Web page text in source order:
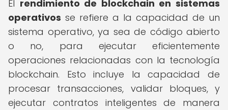
El rendimiento de blockchain en sistemas
operativos se refiere a la capacidad de un
sistema operativo, ya sea de código abierto
o no, para ejecutar eficientemente
operaciones relacionadas con la tecnología
blockchain. Esto incluye la capacidad de
procesar transacciones, validar bloques, y
ejecutar contratos inteligentes de manera